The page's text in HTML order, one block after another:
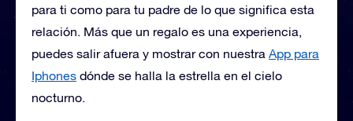
para ti como para tu padre de lo que significa esta
relación. Más que un regalo es una experiencia,
puedes salir afuera y mostrar con nuestra App para
Iphones dónde se halla la estrella en el cielo
nocturno.